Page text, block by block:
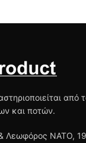
και ποτών.
Λεωφόρος ΝΑΤΟ,